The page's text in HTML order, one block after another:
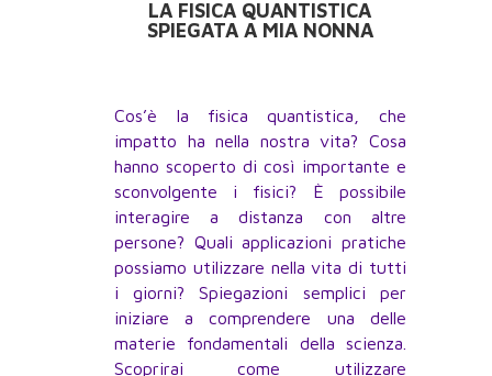
LA FISICA QUANTISTICA
SPIEGATA A MIA NONNA
Cos’è la fisica quantistica, che
impatto ha nella nostra vita? Cosa
hanno scoperto di così importante e
sconvolgente i fisici? È possibile
interagire a distanza con altre
persone? Quali applicazioni pratiche
possiamo utilizzare nella vita di tutti
i giorni? Spiegazioni semplici per
iniziare a comprendere una delle
materie fondamentali della scienza.
Scoprirai come utilizzare